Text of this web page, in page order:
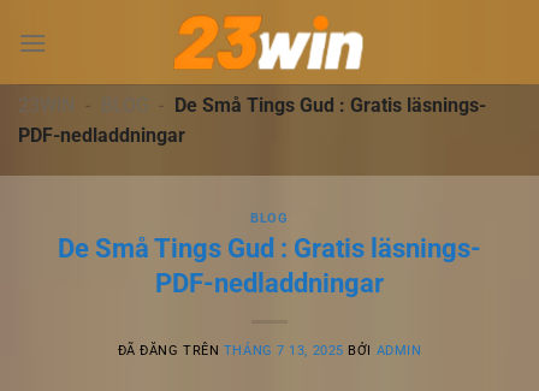
đến
dung23WIN - BLOG - De Små Tings Gud : Gratis läsnings-
PDF-nedladdningar
BLOG
De Små Tings Gud : Gratis läsnings-
PDF-nedladdningar
ĐÃ ĐĂNG TRÊN THÁNG 7 13, 2025 BỞI ADMIN